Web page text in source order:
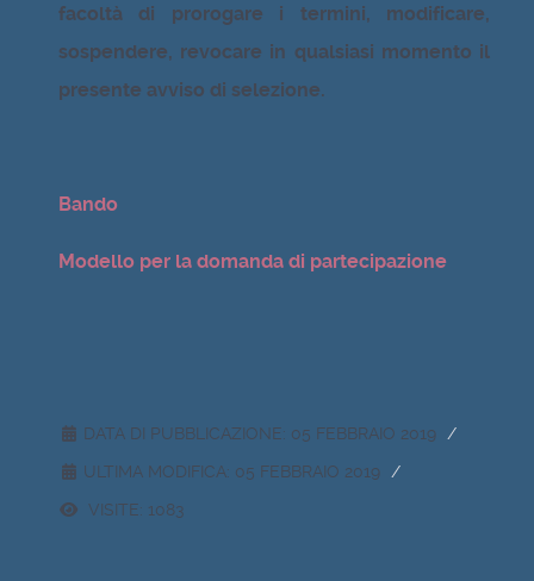
facoltà di prorogare i termini, modificare,
sospendere, revocare in qualsiasi momento il
presente avviso di selezione.
Bando
Modello per la domanda di partecipazione
DATA DI PUBBLICAZIONE: 05 FEBBRAIO 2019
ULTIMA MODIFICA: 05 FEBBRAIO 2019
VISITE: 1083